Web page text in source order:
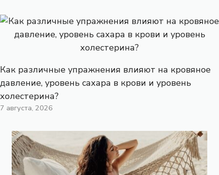
Как различные упражнения влияют на кровяное
давление, уровень сахара в крови и уровень
холестерина?
7 августа, 2026